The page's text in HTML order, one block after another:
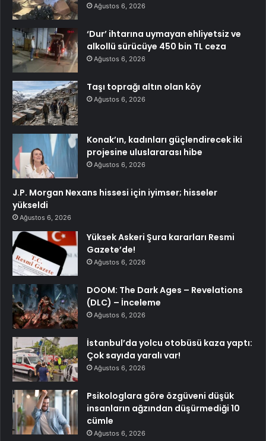
Ağustos 6, 2026
‘Dur’ ihtarına uymayan ehliyetsiz ve
alkollü sürücüye 450 bin TL ceza
Ağustos 6, 2026
Taşı toprağı altın olan köy
Ağustos 6, 2026
Konak’ın, kadınları güçlendirecek iki
projesine uluslararası hibe
Ağustos 6, 2026
J.P. Morgan Nexans hissesi için iyimser; hisseler
yükseldi
Ağustos 6, 2026
Yüksek Askeri Şura kararları Resmi
Gazete’de!
Ağustos 6, 2026
DOOM: The Dark Ages – Revelations
(DLC) – İnceleme
Ağustos 6, 2026
İstanbul’da yolcu otobüsü kaza yaptı:
Çok sayıda yaralı var!
Ağustos 6, 2026
Psikologlara göre özgüveni düşük
insanların ağzından düşürmediği 10
cümle
Ağustos 6, 2026